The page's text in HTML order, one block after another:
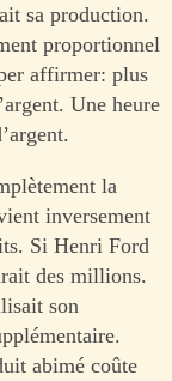
sa production.
proportionnel
affirmer: plus
Une heure
la
inversement
Si Henri Ford
des millions.
son
abimé coûte